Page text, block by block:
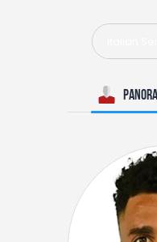
Tennis
Lo Sapevi
I consigli